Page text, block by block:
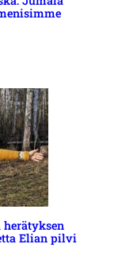
herätyksen
Elian pilvi